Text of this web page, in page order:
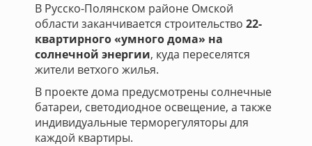
В Русско-Полянском районе Омской
области заканчивается строительство 22-
квартирного «умного дома» на
солнечной энергии, куда переселятся
жители ветхого жилья.
В проекте дома предусмотрены солнечные
батареи, светодиодное освещение, а также
индивидуальные терморегуляторы для
каждой квартиры.